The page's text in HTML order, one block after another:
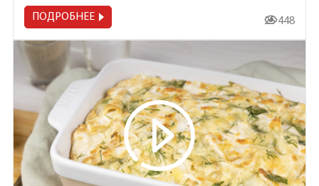
ПОДРОБНЕЕ 25 448